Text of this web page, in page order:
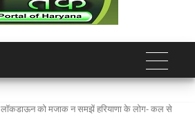
लॉकडाऊन को मजाक न समझें हरियाणा के लोग- कल से